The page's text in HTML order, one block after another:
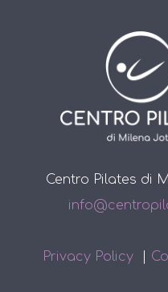
Centro Pilates di
Privacy Policy